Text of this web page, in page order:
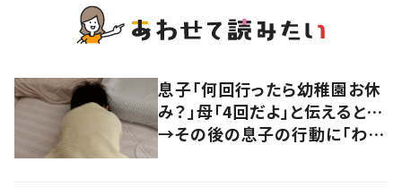
息子「何回行ったら幼稚園お休
み？」母「4回だよ」と伝えると…
→その後の息子の行動に「わか